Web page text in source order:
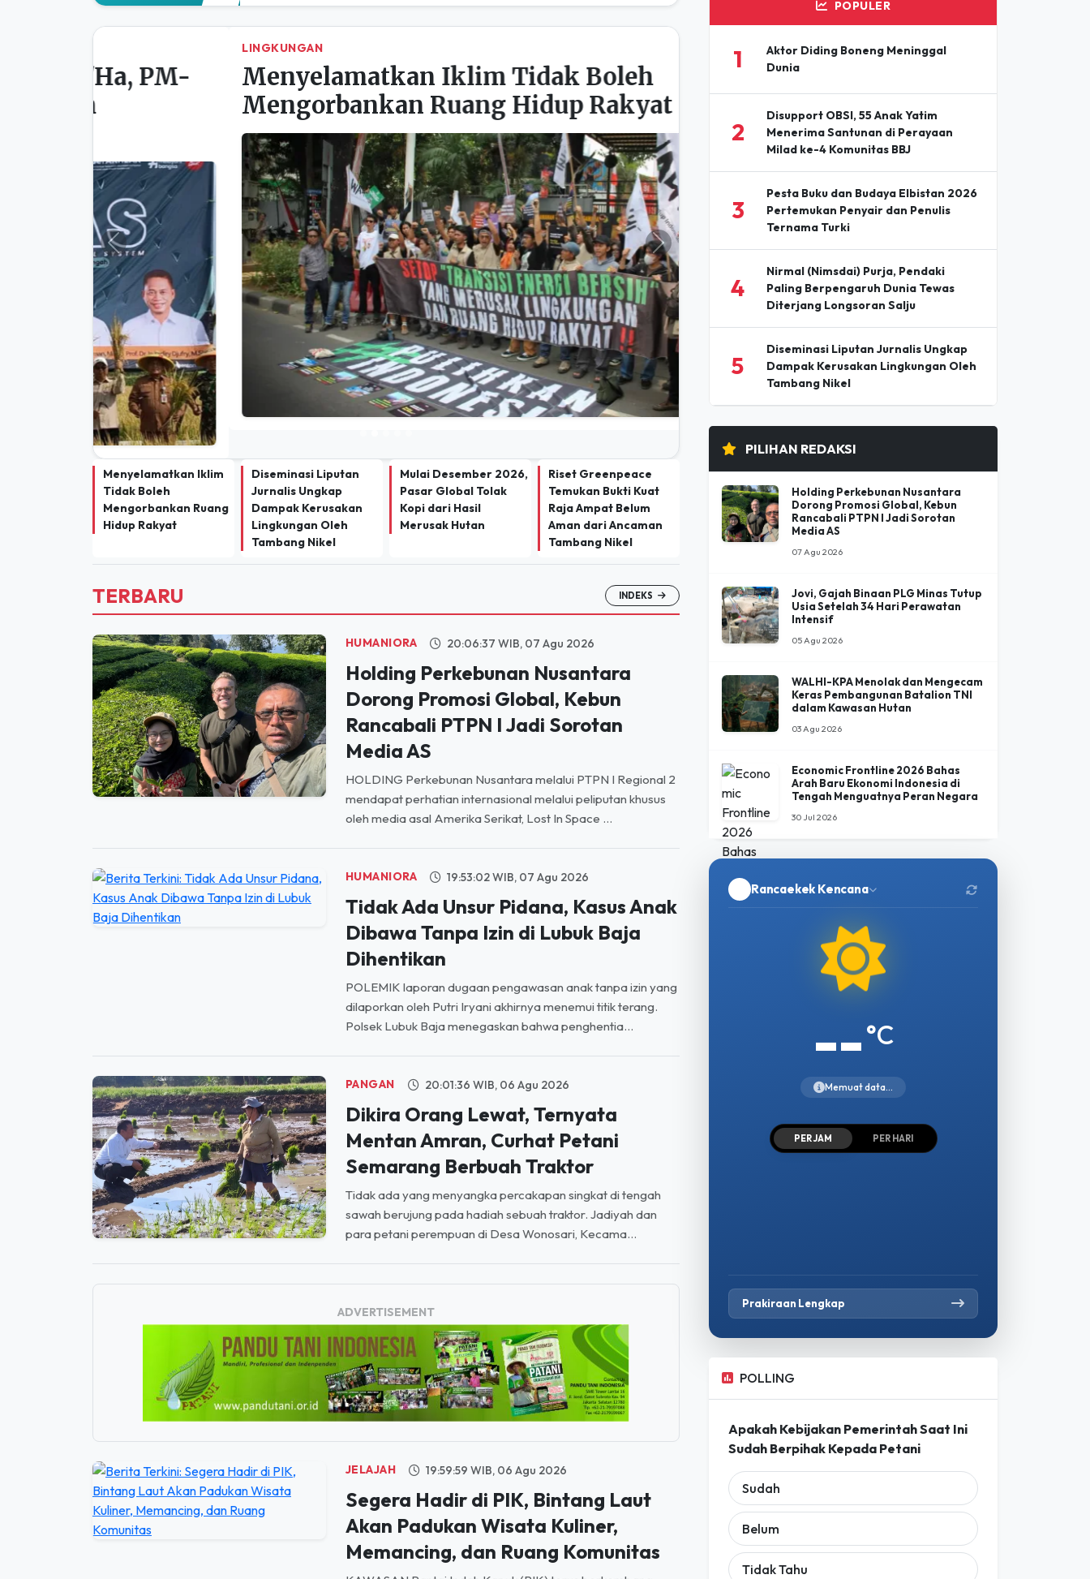
Menyelamatkan Iklim Tidak Boleh
Mengorbankan Ruang Hidup Rakyat
Previous Next
Menyelamatkan Iklim
Tidak Boleh
Mengorbankan Ruang
Hidup Rakyat
Jurnalis Ungkap
Dampak Kerusakan
Lingkungan Oleh
Tambang Nikel
Pasar Global Tolak
Kopi dari Hasil
Merusak Hutan
Temukan Bukti Kuat
Raja Ampat Belum
Aman dari Ancaman
Tambang Nikel
TERBARU INDEKS
HUMANIORA 20:06:37 WIB, 07 Agu 2026
Holding Perkebunan Nusantara
Dorong Promosi Global, Kebun
Rancabali PTPN I Jadi Sorotan
Media AS
HOLDING Perkebunan Nusantara melalui PTPN I Regional 2
HUMANIORA 19:53:02 WIB, 07 Agu 2026
Tidak Ada Unsur Pidana, Kasus Anak
Dibawa Tanpa Izin di Lubuk Baja
Dihentikan
POLEMIK laporan dugaan pengawasan anak tanpa izin yang
Polsek Lubuk Baja menegaskan bahwa penghentia...
PANGAN 20:01:36 WIB, 06 Agu 2026
Dikira Orang Lewat, Ternyata
Mentan Amran, Curhat Petani
Semarang Berbuah Traktor
Tidak ada yang menyangka percakapan singkat di tengah
para petani perempuan di Desa Wonosari, Kecama...
ADVERTISEMENT
JELAJAH 19:59:59 WIB, 06 Agu 2026
Segera Hadir di PIK, Bintang Laut
Akan Padukan Wisata Kuliner,
Memancing, dan Ruang Komunitas
KAWASAN Pantai Indah Kapuk (PIK) terus berkembang
POPULER
1
Aktor Diding Boneng Meninggal
Dunia
2
Disupport OBSI, 55 Anak Yatim
Menerima Santunan di Perayaan
Milad ke-4 Komunitas BBJ
3
Pesta Buku dan Budaya Elbistan 2026
Pertemukan Penyair dan Penulis
Ternama Turki
4
Nirmal (Nimsdai) Purja, Pendaki
Paling Berpengaruh Dunia Tewas
Diterjang Longsoran Salju
5
Diseminasi Liputan Jurnalis Ungkap
Dampak Kerusakan Lingkungan Oleh
Tambang Nikel
PILIHAN REDAKSI
Holding Perkebunan Nusantara
Dorong Promosi Global, Kebun
Rancabali PTPN I Jadi Sorotan
Media AS
07 Agu 2026
Jovi, Gajah Binaan PLG Minas Tutup
Usia Setelah 34 Hari Perawatan
Intensif
05 Agu 2026
WALHI-KPA Menolak dan Mengecam
Keras Pembangunan Batalion TNI
dalam Kawasan Hutan
03 Agu 2026
Economic Frontline 2026 Bahas
Arah Baru Ekonomi Indonesia di
Tengah Menguatnya Peran Negara
30 Jul 2026
Rancaekek Kencana
--°C
Memuat data...
PER JAM PER HARI
Prakiraan Lengkap
POLLING
Apakah Kebijakan Pemerintah Saat Ini
Sudah Berpihak Kepada Petani
Sudah
Belum
Tidak Tahu